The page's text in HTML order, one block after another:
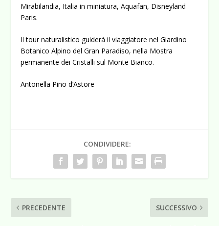
Mirabilandia, Italia in miniatura, Aquafan, Disneyland
Paris.
Il tour naturalistico guiderà il viaggiatore nel Giardino
Botanico Alpino del Gran Paradiso, nella Mostra
permanente dei Cristalli sul Monte Bianco.
Antonella Pino d’Astore
CONDIVIDERE:
PRECEDENTE SUCCESSIVO